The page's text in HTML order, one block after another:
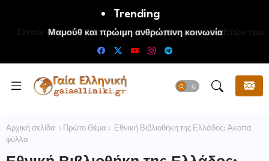
Trending
Μαμούθ και πρώιμη ανθρώπινη κοινωνία
Αρχική σελίδα Πρώτο Θέμα
Εθνική Βιβλιοθήκη της Ελλάδος: Άκοπα
φύλλα